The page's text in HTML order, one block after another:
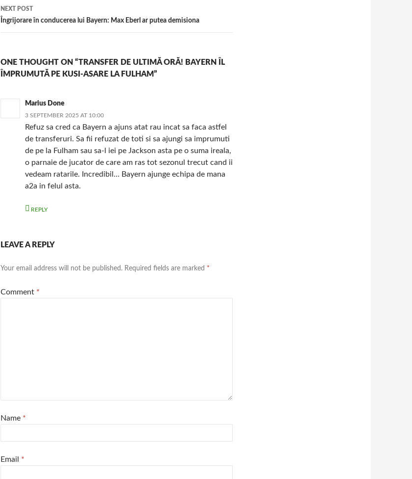
NEXT POST
Îngrijorare în conducerea lui Bayern: Max Eberl ar putea demisiona
ONE THOUGHT ON “TRANSFER DE ULTIMĂ ORĂ! BAYERN ÎL
ÎMPRUMUTĂ PE KUSI-ASARE LA FULHAM”
Marius Done
3 SEPTEMBER 2025 AT 10:00
Refuz sa cred ca Bayern a ajuns atat rau incat sa faca astfel
de transferuri. Sa fii refuzat de toti si sa ajungi sa imprumuti
de pe la Fulham sau sa-l iei pe Jackson asta pe o suma ireala,
o parnaie de jucator de care am ras tot sezonul trecut cand ii
vedeam ratarile. Incredibil… Bayern ajunge echipa de mana
a2a in felul asta.
REPLY
LEAVE A REPLY
Your email address will not be published. Required fields are marked *
Comment *
Name *
Email *